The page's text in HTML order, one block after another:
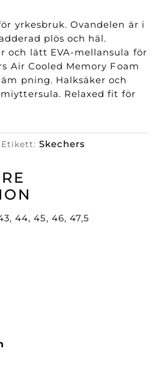
yrkesbruk. Ovandelen är i
plös och häl.
och lätt EVA-mellansula för
Air Cooled Memory Foam
pning. Halksäker och
Relaxed fit för
Etikett: Skechers
44, 45, 46, 47,5